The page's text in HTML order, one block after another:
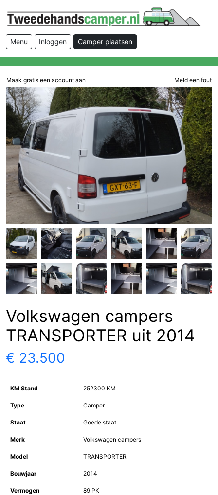
Menu Inloggen Camper plaatsen
Maak gratis een account aan Meld een fout
Volkswagen campers
TRANSPORTER uit 2014
€ 23.500
KM Stand 252300 KM
Type Camper
Staat Goede staat
Merk Volkswagen campers
Model TRANSPORTER
Bouwjaar 2014
Vermogen 89 PK